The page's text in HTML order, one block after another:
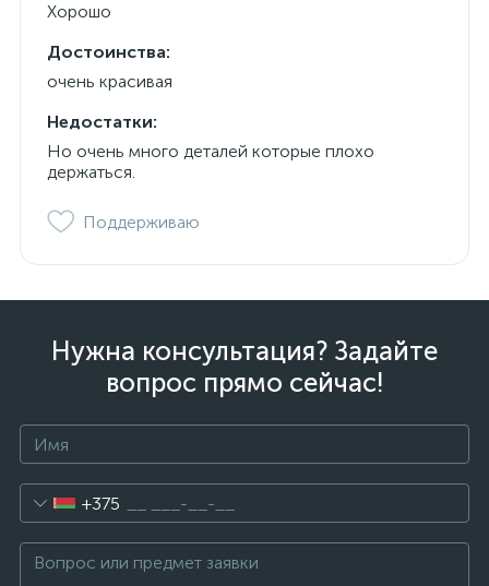
Хорошо
Достоинства:
очень красивая
Недостатки:
Но очень много деталей которые плохо
держаться.
Поддерживаю
Нужна консультация? Задайте
вопрос прямо сейчас!
+375